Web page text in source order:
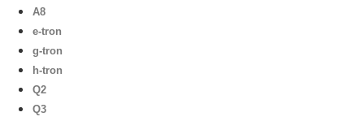
A8
e-tron
g-tron
h-tron
Q2
Q3